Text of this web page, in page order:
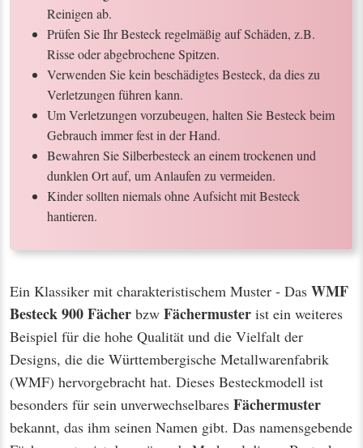
Reinigen ab.
Prüfen Sie Ihr Besteck regelmäßig auf Schäden, z.B.
Risse oder abgebrochene Spitzen.
Verwenden Sie kein beschädigtes Besteck, da dies zu
Verletzungen führen kann.
Um Verletzungen vorzubeugen, halten Sie Besteck beim
Gebrauch immer fest in der Hand.
Bewahren Sie Silberbesteck an einem trockenen und
dunklen Ort auf, um Anlaufen zu vermeiden.
Kinder sollten niemals ohne Aufsicht mit Besteck
hantieren.
Ein Klassiker mit charakteristischem Muster - Das WMF
Besteck 900 Fächer bzw Fächermuster ist ein weiteres
Beispiel für die hohe Qualität und die Vielfalt der
Designs, die die Württembergische Metallwarenfabrik
(WMF) hervorgebracht hat. Dieses Besteckmodell ist
besonders für sein unverwechselbares Fächermuster
bekannt, das ihm seinen Namen gibt. Das namensgebende